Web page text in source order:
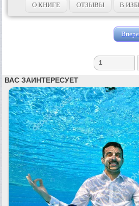
О КНИГЕ ОТЗЫВЫ В